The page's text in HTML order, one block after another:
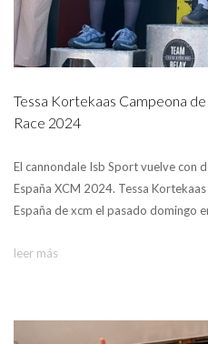
Tessa Kortekaas Campeona
Race 2024
El cannondale Isb Sport vuelve con
España XCM 2024. Tessa
España de xcm el pasado domingo
leer más